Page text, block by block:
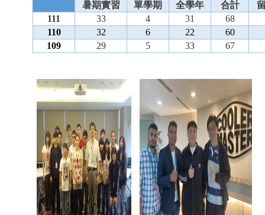
暑期實習
單學期 全學年 合計
111
33 4 31
68
110
32 6 22
60
109
29 5 33 67